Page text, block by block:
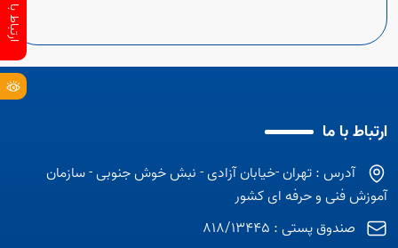
ارتباط با ما
آدرس : تهران -خیابان آزادی - نبش خوش جنوبی - سازمان
آموزش فنی و حرفه ای کشور
صندوق پستی : 818/13445